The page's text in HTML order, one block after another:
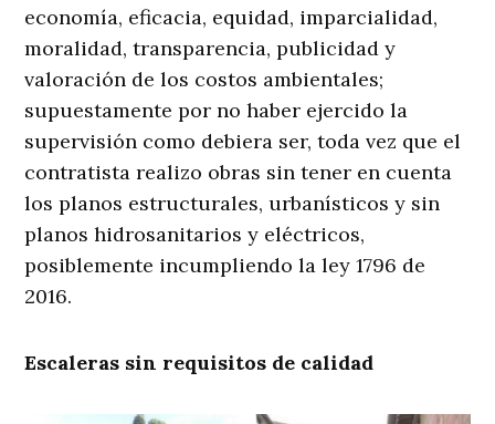
economía, eficacia, equidad, imparcialidad,
moralidad, transparencia, publicidad y
valoración de los costos ambientales;
supuestamente por no haber ejercido la
supervisión como debiera ser, toda vez que el
contratista realizo obras sin tener en cuenta
los planos estructurales, urbanísticos y sin
planos hidrosanitarios y eléctricos,
posiblemente incumpliendo la ley 1796 de
2016.
Escaleras sin requisitos de calidad